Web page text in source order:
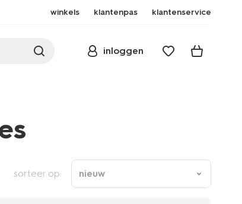
winkels klantenpas klantenservice
inloggen
sorteer op: nieuw